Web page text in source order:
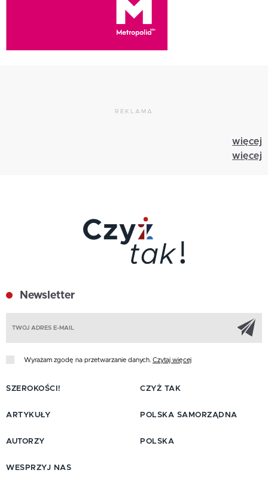
REKLAMA
więcej
więcej
Newsletter
Wyrażam zgodę na przetwarzanie danych. Czytaj więcej
SZEROKOŚCI!
ARTYKUŁY
AUTORZY
CZYŻ TAK
POLSKA SAMORZĄDNA
POLSKA
WESPRZYJ NAS